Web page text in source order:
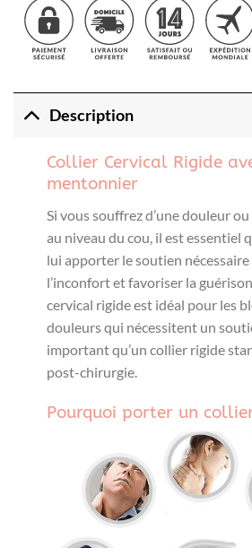
Description
Collier Cervical Rigide
mentonnier
Si vous souffrez d’une douleur ou
au niveau du cou, il est essentiel
lui apporter le soutien
l’inconfort et favoriser la
cervical rigide est idéal pour les
douleurs qui nécessitent un
important qu’un collier rigide
post-chirurgie.
Pourquoi porter un